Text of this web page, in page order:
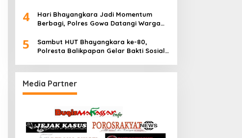
4
Hari Bhayangkara Jadi Momentum
Berbagi, Polres Gowa Datangi Warga
5
Sambut HUT Bhayangkara ke-80,
Polresta Balikpapan Gelar Bakti Sosial
Media Partner